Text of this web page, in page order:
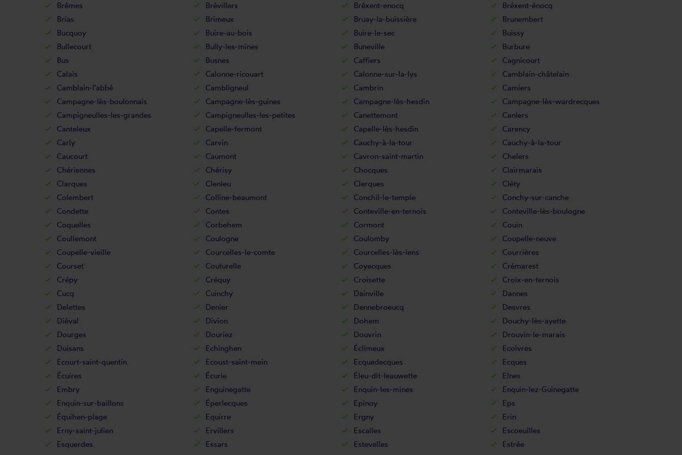
Brêmes
Brévillers Bréxent-enocq
Bréxent-énocq
Brias
Brimeux Bruay-la-buissière
Brunembert
Bucquoy
Buire-au-bois Buire-le-sec
Buissy
Bullecourt
Bully-les-mines Buneville
Burbure
Bus
Busnes Caffiers
Cagnicourt
Calais
Calonne-ricouart Calonne-sur-la-lys
Camblain-châtelain
Camblain-l'abbé
Cambligneul Cambrin
Camiers
Campagne-lès-boulonnais
Campagne-lès-guines Campagne-lès-hesdin
Campagne-lès-wardrecques
Campigneulles-les-grandes
Campigneulles-les-petites Canettemont
Canlers
Canteleux
Capelle-fermont Capelle-lès-hesdin
Carency
Carly
Carvin Cauchy-à-la-tour
Cauchy-à-la-tour
Caucourt
Caumont Cavron-saint-martin
Chelers
Chériennes
Chérisy Chocques
Clairmarais
Clarques
Clenleu Clerques
Cléty
Colembert
Colline-beaumont Conchil-le-temple
Conchy-sur-canche
Condette
Contes Conteville-en-ternois
Conteville-lès-boulogne
Coquelles
Corbehem Cormont
Couin
Coullemont
Coulogne Coulomby
Coupelle-neuve
Coupelle-vieille
Courcelles-le-comte Courcelles-lès-lens
Courrières
Courset
Couturelle Coyecques
Crémarest
Crépy
Créquy Croisette
Croix-en-ternois
Cucq
Cuinchy Dainville
Dannes
Delettes
Denier Dennebroeucq
Desvres
Diéval
Divion Dohem
Douchy-lès-ayette
Dourges
Douriez Douvrin
Drouvin-le-marais
Duisans
Echinghen Éclimeux
Ecoivres
Ecourt-saint-quentin
Ecoust-saint-mein Ecquedecques
Ecques
Écuires
Écurie Éleu-dit-leauwette
Elnes
Embry
Enguinegatte Enquin-les-mines
Enquin-lez-Guinegatte
Enquin-sur-baillons
Éperlecques Epinoy
Eps
Équihen-plage
Equirre Ergny
Erin
Erny-saint-julien
Ervillers Escalles
Escoeuilles
Esquerdes
Essars Estevelles
Estrée